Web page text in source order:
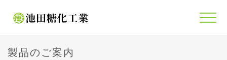
製品のご案内